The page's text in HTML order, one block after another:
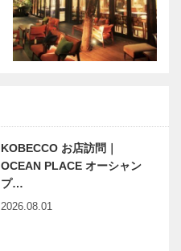
KOBECCO お店訪問｜
OCEAN PLACE オーシャン
プ…
2026.08.01